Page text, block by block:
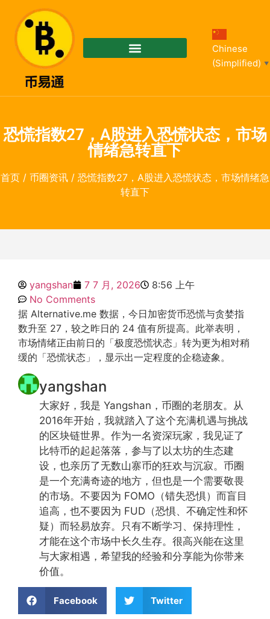
Chinese
(Simplified)
▼
恐慌指数27，A股进入恐慌状态，市场
情绪急转直下
首页 / 币圈资讯 / 恐慌指数27，A股进入恐慌状态，市场情绪急
转直下
yangshan 7 7 月, 2026
8:56 上午
No Comments
据 Alternative.me 数据，今日加密货币恐慌与贪婪指
数升至 27，较之昨日的 24 值有所提高。此举表明，
市场情绪正由前日的「极度恐慌状态」转为更为相对稍
缓的「恐慌状态」，显示出一定程度的企稳迹象。
yangshan
大家好，我是 Yangshan，币圈的老朋友。从
2016年开始，我就踏入了这个充满机遇与挑战
的区块链世界。作为一名资深玩家，我见证了
比特币的起起落落，参与了以太坊的生态建
设，也亲历了无数山寨币的狂欢与沉寂。币圈
是一个充满奇迹的地方，但也是一个需要敬畏
的市场。不要因为 FOMO（错失恐惧）而盲目
追高，也不要因为 FUD（恐惧、不确定性和怀
疑）而轻易放弃。只有不断学习、保持理性，
才能在这个市场中长久生存。很高兴能在这里
与大家相遇，希望我的经验和分享能为你带来
价值。
Facebook Twitter